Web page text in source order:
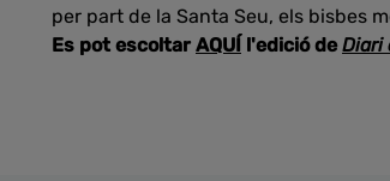
per part de la Santa Seu, els bisbes
Es pot escoltar AQUÍ l'edició deDiari